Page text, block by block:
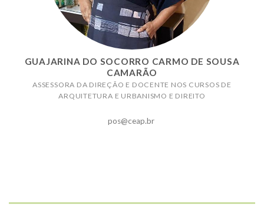
GUAJARINA DO SOCORRO CARMO DE SOUSA
CAMARÃO
ASSESSORA DA DIREÇÃO E DOCENTE NOS CURSOS DE
ARQUITETURA E URBANISMO E DIREITO
pos@ceap.br